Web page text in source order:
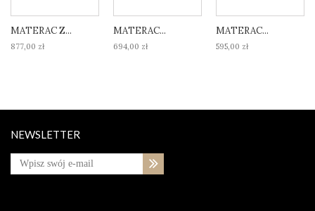
MATERAC Z...
877,00 zł
MATERAC...
694,00 zł
MATERAC...
595,00 zł
NEWSLETTER